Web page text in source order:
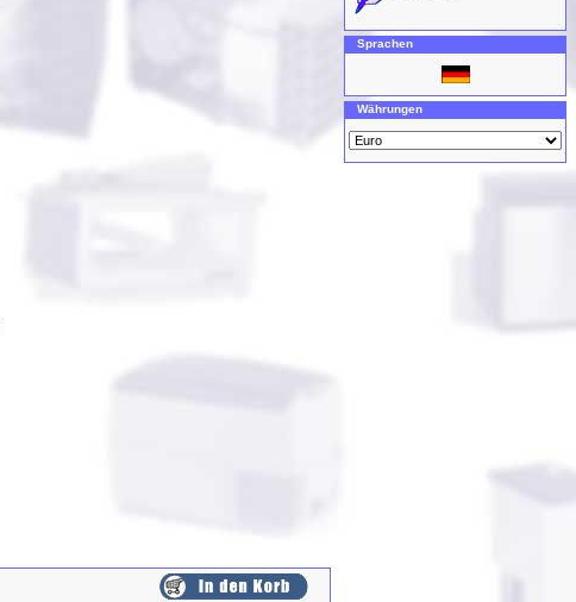
Sprachen
Währungen